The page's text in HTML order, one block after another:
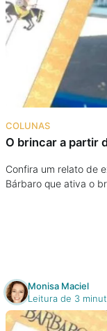
Listas
Como ler?
Na escola
Na família
Colunas
Cursos On line
COLUNAS
O brincar a partir
Confira um relato de
Bárbaro que ativa o
Monisa Maciel
Leitura de 3